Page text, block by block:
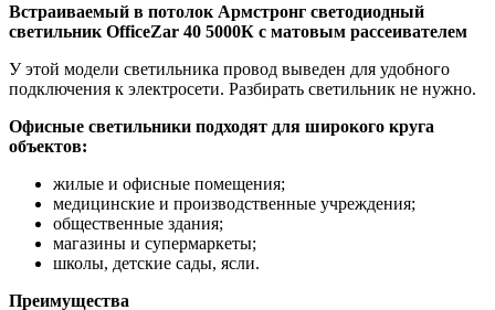
Встраиваемый в потолок Армстронг светодиодный
светильник OfficeZar 40 5000К с матовым рассеивателем
У этой модели светильника провод выведен для удобного
подключения к электросети. Разбирать светильник не нужно.
Офисные светильники подходят для широкого круга
объектов:
жилые и офисные помещения;
медицинские и производственные учреждения;
общественные здания;
магазины и супермаркеты;
школы, детские сады, ясли.
Преимущества